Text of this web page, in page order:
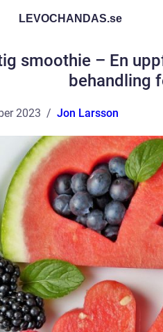
LEVOCHANDAS.se
smoothie – En
behandling
2023 Jon Larsson